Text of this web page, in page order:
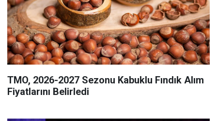
TMO, 2026-2027 Sezonu Kabuklu Fındık Alım
Fiyatlarını Belirledi